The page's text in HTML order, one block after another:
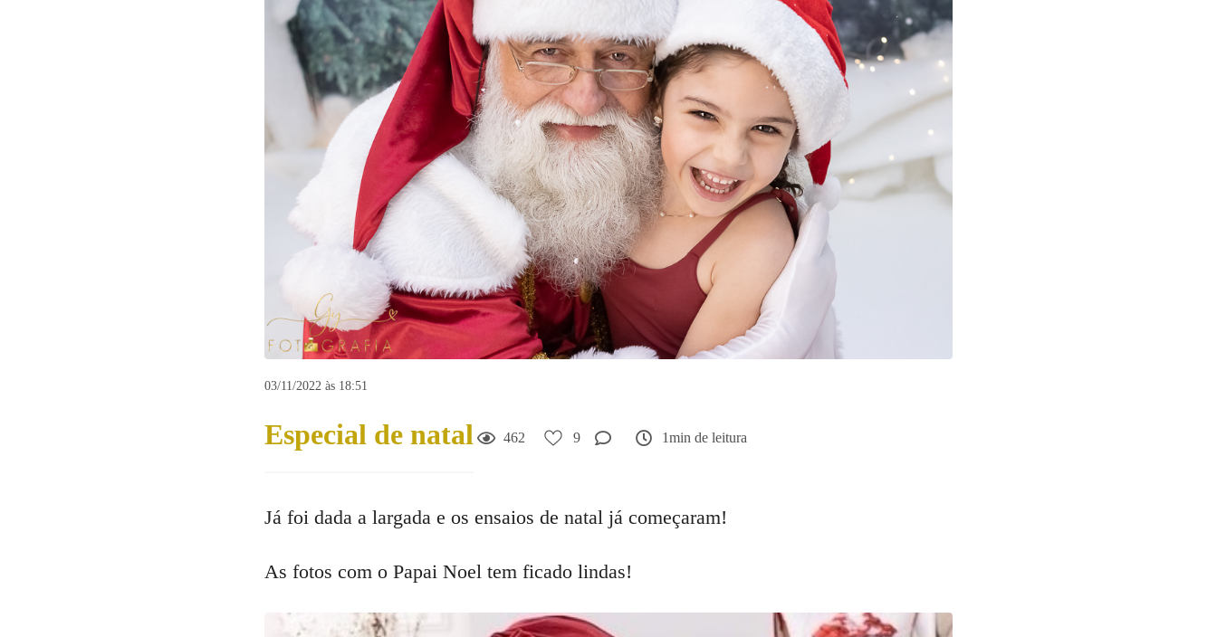
03/11/2022 às 18:51
Especial de natal 462 9 1min de leitura
Já foi dada a largada e os ensaios de natal já começaram!
As fotos com o Papai Noel tem ficado lindas!